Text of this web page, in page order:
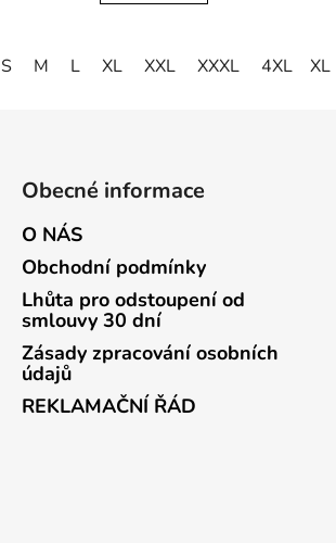
S M L XL XXL XXXL 4XL 5XL
XL
Obecné informace
O NÁS
Obchodní podmínky
Lhůta pro odstoupení od
smlouvy 30 dní
Zásady zpracování osobních
údajů
REKLAMAČNÍ ŘÁD